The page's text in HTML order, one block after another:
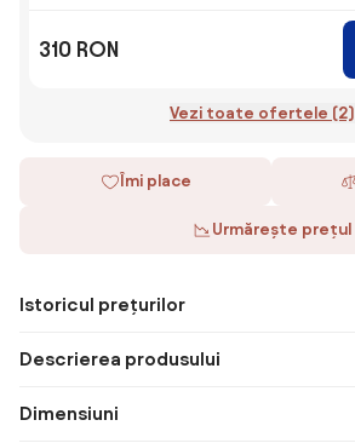
310 RON
Vezi toate ofertele (2)
Îmi place
Urmărește prețul
Istoricul prețurilor
Descrierea produsului
Dimensiuni